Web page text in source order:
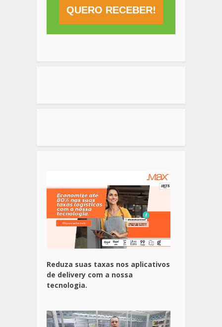
QUERO RECEBER!
Reduza suas taxas nos aplicativos
de delivery com a nossa
tecnologia.